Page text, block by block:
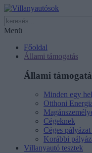
Menü
Főoldal
Állami támogatás
Állami
Minden egy
Otthoni
Cégeknek
Céges
Korábbi
Villanyautó tesztek